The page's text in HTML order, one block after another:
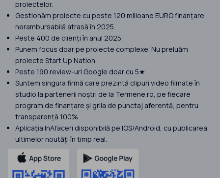
proiectelor.
Gestionăm proiecte cu peste 120 milioane EURO finanțare
nerambursabilă atrasă în 2025.
Peste 400 de clienți în anul 2025.
Punem focus doar pe proiecte complexe. Nu preluăm
proiecte Start Up Nation.
Peste 190 review-uri Google doar cu 5★.
Suntem singura firmă care prezintă clipuri video filmate în
studio la partenerii noștri de la Termene.ro, pe fiecare
program de finanțare și grila de punctaj aferentă, pentru
transparență 100%.
Aplicația InAfaceri disponibilă pe IOS/Android, cu publicarea
ultimelor noutăți în timp real.